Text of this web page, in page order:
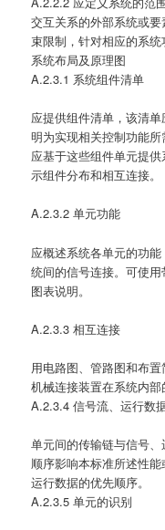
交互关系的外部系统或
束限制，针对相应的系
系统布局及原理图
A.2.3.1 系统组件清单
应提供组件清单，该清
明为实现相关控制功能所
应基于这些组件单元提
示组件分布和相互连接。
A.2.3.2 单元功能
应概述系统各单元的功
统间的信号连接。可使
图表说明。
A.2.3.3 相互连接
用电路图、管路图和布
机械连接装置在系统内部
A.2.3.4 信号流、运行数
单元间的传输链与信号
顺序影响本标准所述性能
运行数据的优先顺序。
A.2.3.5 单元的识别